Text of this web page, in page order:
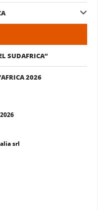
SUDAFRICA”
2026
srl